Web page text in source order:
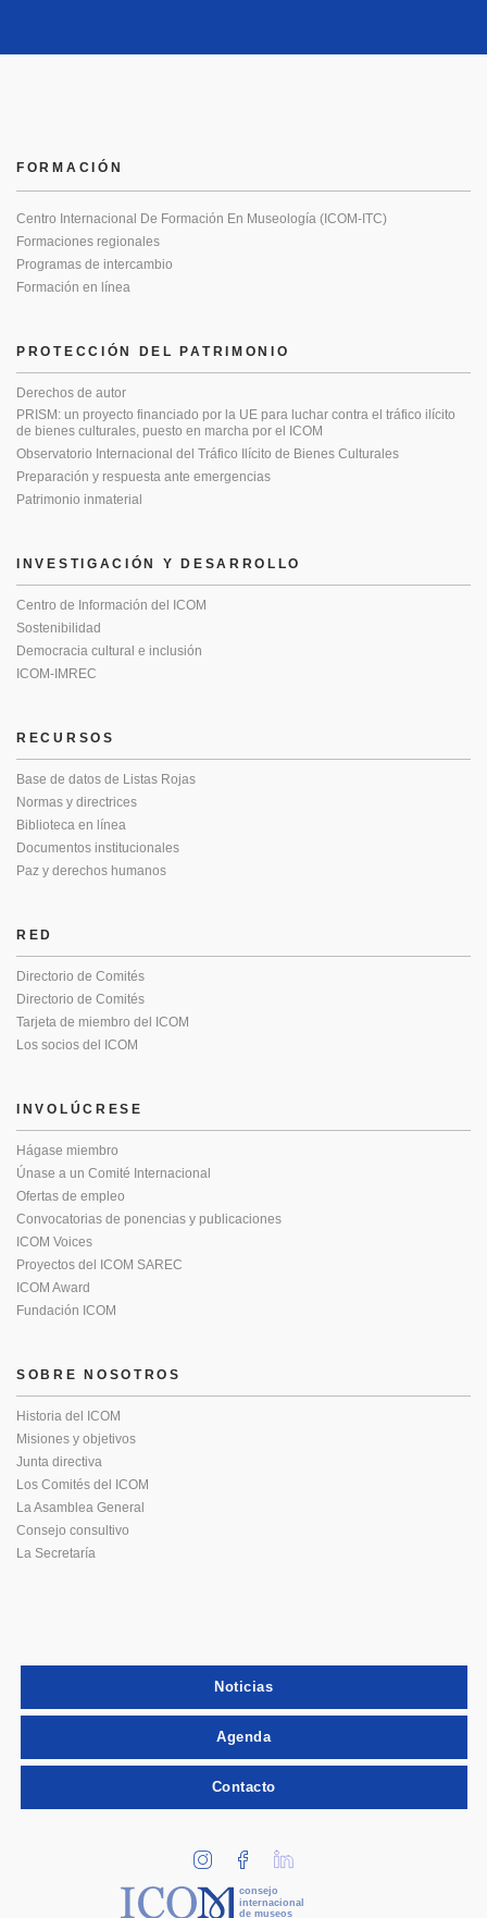
PROTECCIÓN DEL PATRIMONIO
Derechos de autor
PRISM: un proyecto financiado por la UE para luchar contra el tráfico ilícito
de bienes culturales, puesto en marcha por el ICOM
Observatorio Internacional del Tráfico Ilícito de Bienes Culturales
Preparación y respuesta ante emergencias
Patrimonio inmaterial
FORMACIÓN
Centro Internacional De Formación En Museología (ICOM-ITC)
Formaciones regionales
Programas de intercambio
Formación en línea
INVESTIGACIÓN Y DESARROLLO
Centro de Información del ICOM
Sostenibilidad
Democracia cultural e inclusión
ICOM-IMREC
RECURSOS
Base de datos de Listas Rojas
Normas y directrices
Biblioteca en línea
Documentos institucionales
Paz y derechos humanos
RED
Directorio de Comités
Directorio de Comités
Tarjeta de miembro del ICOM
Los socios del ICOM
INVOLÚCRESE
Hágase miembro
Únase a un Comité Internacional
Ofertas de empleo
Convocatorias de ponencias y publicaciones
ICOM Voices
Proyectos del ICOM SAREC
ICOM Award
Fundación ICOM
SOBRE NOSOTROS
Historia del ICOM
Misiones y objetivos
Junta directiva
Los Comités del ICOM
La Asamblea General
Consejo consultivo
La Secretaría
Noticias
Agenda
Contacto
consejo
internacional
de museos